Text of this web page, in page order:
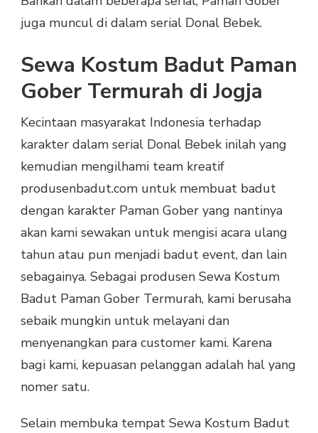
juga muncul di dalam serial Donal Bebek.
Sewa Kostum Badut Paman
Gober Termurah di Jogja
Kecintaan masyarakat Indonesia terhadap
karakter dalam serial Donal Bebek inilah yang
kemudian mengilhami team kreatif
produsenbadut.com untuk membuat badut
dengan karakter Paman Gober yang nantinya
akan kami sewakan untuk mengisi acara ulang
tahun atau pun menjadi badut event, dan lain
sebagainya. Sebagai produsen Sewa Kostum
Badut Paman Gober Termurah, kami berusaha
sebaik mungkin untuk melayani dan
menyenangkan para customer kami. Karena
bagi kami, kepuasan pelanggan adalah hal yang
nomer satu.
Selain membuka tempat Sewa Kostum Badut